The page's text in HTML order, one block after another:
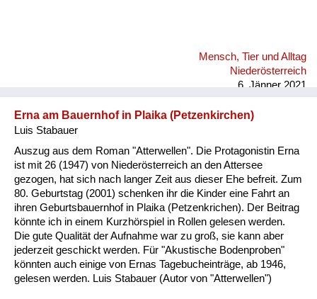
Mensch, Tier und Alltag
Niederösterreich
6. Jänner 2021
Erna am Bauernhof in Plaika (Petzenkirchen)
Luis Stabauer
Auszug aus dem Roman "Atterwellen". Die Protagonistin Erna
ist mit 26 (1947) von Niederösterreich an den Attersee
gezogen, hat sich nach langer Zeit aus dieser Ehe befreit. Zum
80. Geburtstag (2001) schenken ihr die Kinder eine Fahrt an
ihren Geburtsbauernhof in Plaika (Petzenkrichen). Der Beitrag
könnte ich in einem Kurzhörspiel in Rollen gelesen werden.
Die gute Qualität der Aufnahme war zu groß, sie kann aber
jederzeit geschickt werden. Für "Akustische Bodenproben"
könnten auch einige von Ernas Tagebucheinträge, ab 1946,
gelesen werden. Luis Stabauer (Autor von "Atterwellen")